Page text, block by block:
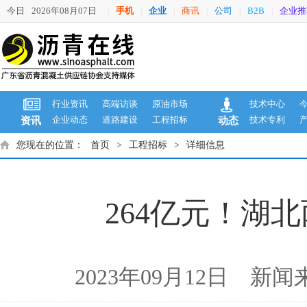
今日 2026年08月07日 手机 企业 商讯 公司 B2B 企业
资讯
行业资讯 高端访谈
原油市场
企业动态
道路建设 工程招标 动态
技术中心
技术专利
您现在的位置： 首页 > 工程招标 > 详细信息
264亿元！湖
2023年09月12日 新闻